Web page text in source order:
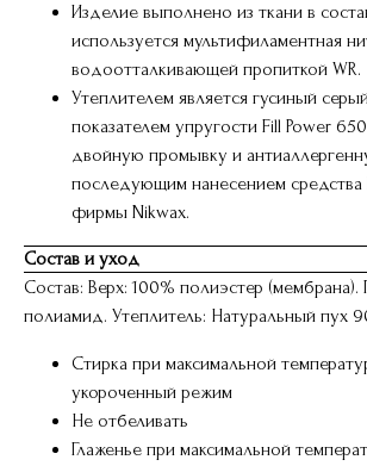
Изделие выполнено из ткани в
используется мультифиламентная
водоотталкивающей пропиткой WR.
Утеплителем является гусиный
показателем упругости Fill Power
двойную промывку и
последующим нанесением
фирмы Nikwax.
Состав и уход
Состав: Верх: 100% полиэстер
полиамид. Утеплитель: Натуральный пух
Стирка при максимальной
укороченный режим
Не отбеливать
Глаженье при максимальной